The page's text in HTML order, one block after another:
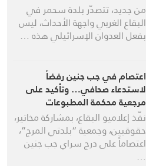
من جديد، تتصدّر بلدة سحمر في
البقاع الغربي واجهة الأحداث، ليس
بفعل العدوان الإسرائيلي هذه …
اعتصام في جب جنين رفضاً
لاستدعاء صحافي… وتأكيد على
مرجعية محكمة المطبوعات
نفّذ إعلاميو البقاع، بمشاركة مخاتير،
حقوقيين، وجمعية “بلدتي المرج”،
اعتصاماً على درج سراي جب جنين
…